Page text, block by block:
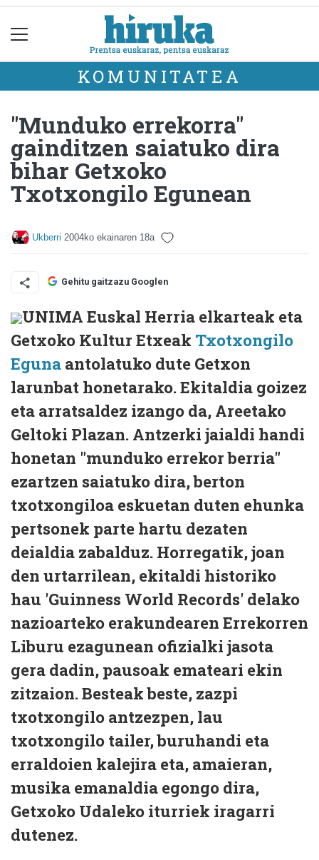
KOMUNITATEA
"Munduko errekorra"
gainditzen saiatuko dira
bihar Getxoko
Txotxongilo Egunean
Ukberri 2004ko ekainaren 18a
Gehitu gaitzazu Googlen
UNIMA Euskal Herria elkarteak eta
Getxoko Kultur Etxeak Txotxongilo
Eguna antolatuko dute Getxon
larunbat honetarako. Ekitaldia goizez
eta arratsaldez izango da, Areetako
Geltoki Plazan. Antzerki jaialdi handi
honetan "munduko errekor berria"
ezartzen saiatuko dira, berton
txotxongiloa eskuetan duten ehunka
pertsonek parte hartu dezaten
deialdia zabalduz. Horregatik, joan
den urtarrilean, ekitaldi historiko
hau 'Guinness World Records' delako
nazioarteko erakundearen Errekorren
Liburu ezagunean ofizialki jasota
gera dadin, pausoak emateari ekin
zitzaion. Besteak beste, zazpi
txotxongilo antzezpen, lau
txotxongilo tailer, buruhandi eta
erraldoien kalejira eta, amaieran,
musika emanaldia egongo dira,
Getxoko Udaleko iturriek iragarri
dutenez.